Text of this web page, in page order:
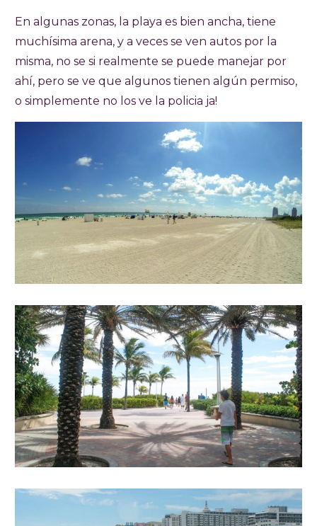
En algunas zonas, la playa es bien ancha, tiene
muchísima arena, y a veces se ven autos por la
misma, no se si realmente se puede manejar por
ahí, pero se ve que algunos tienen algún permiso,
o simplemente no los ve la policia ja!